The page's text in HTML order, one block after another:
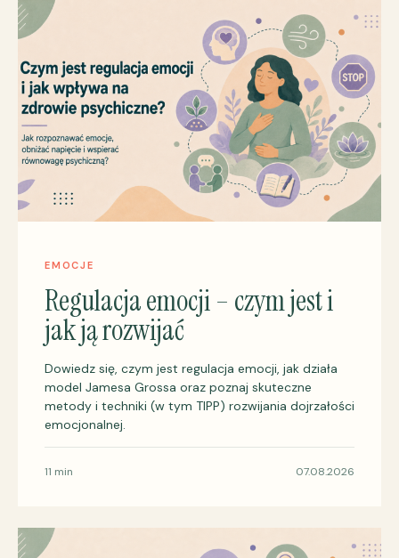
EMOCJE
Regulacja emocji – czym jest i
jak ją rozwijać
Dowiedz się, czym jest regulacja emocji, jak działa
model Jamesa Grossa oraz poznaj skuteczne
metody i techniki (w tym TIPP) rozwijania dojrzałości
emocjonalnej.
11 min 07.08.2026